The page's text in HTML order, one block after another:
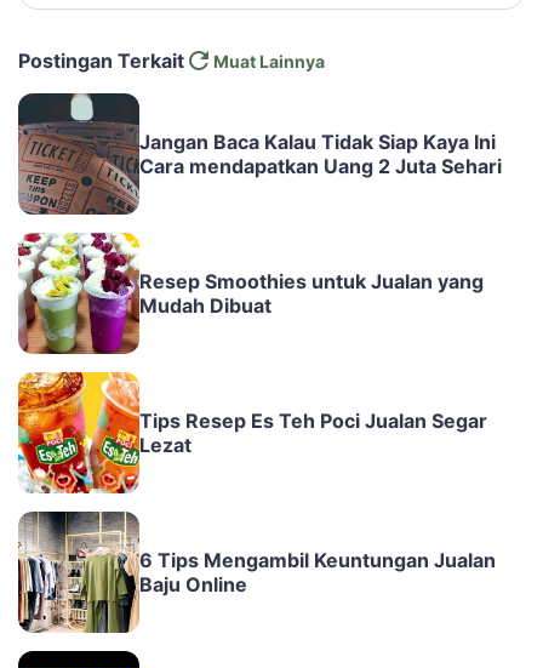
Postingan Terkait Muat Lainnya
Jangan Baca Kalau Tidak Siap Kaya Ini
Cara mendapatkan Uang 2 Juta Sehari
Resep Smoothies untuk Jualan yang
Mudah Dibuat
Tips Resep Es Teh Poci Jualan Segar
Lezat
6 Tips Mengambil Keuntungan Jualan
Baju Online